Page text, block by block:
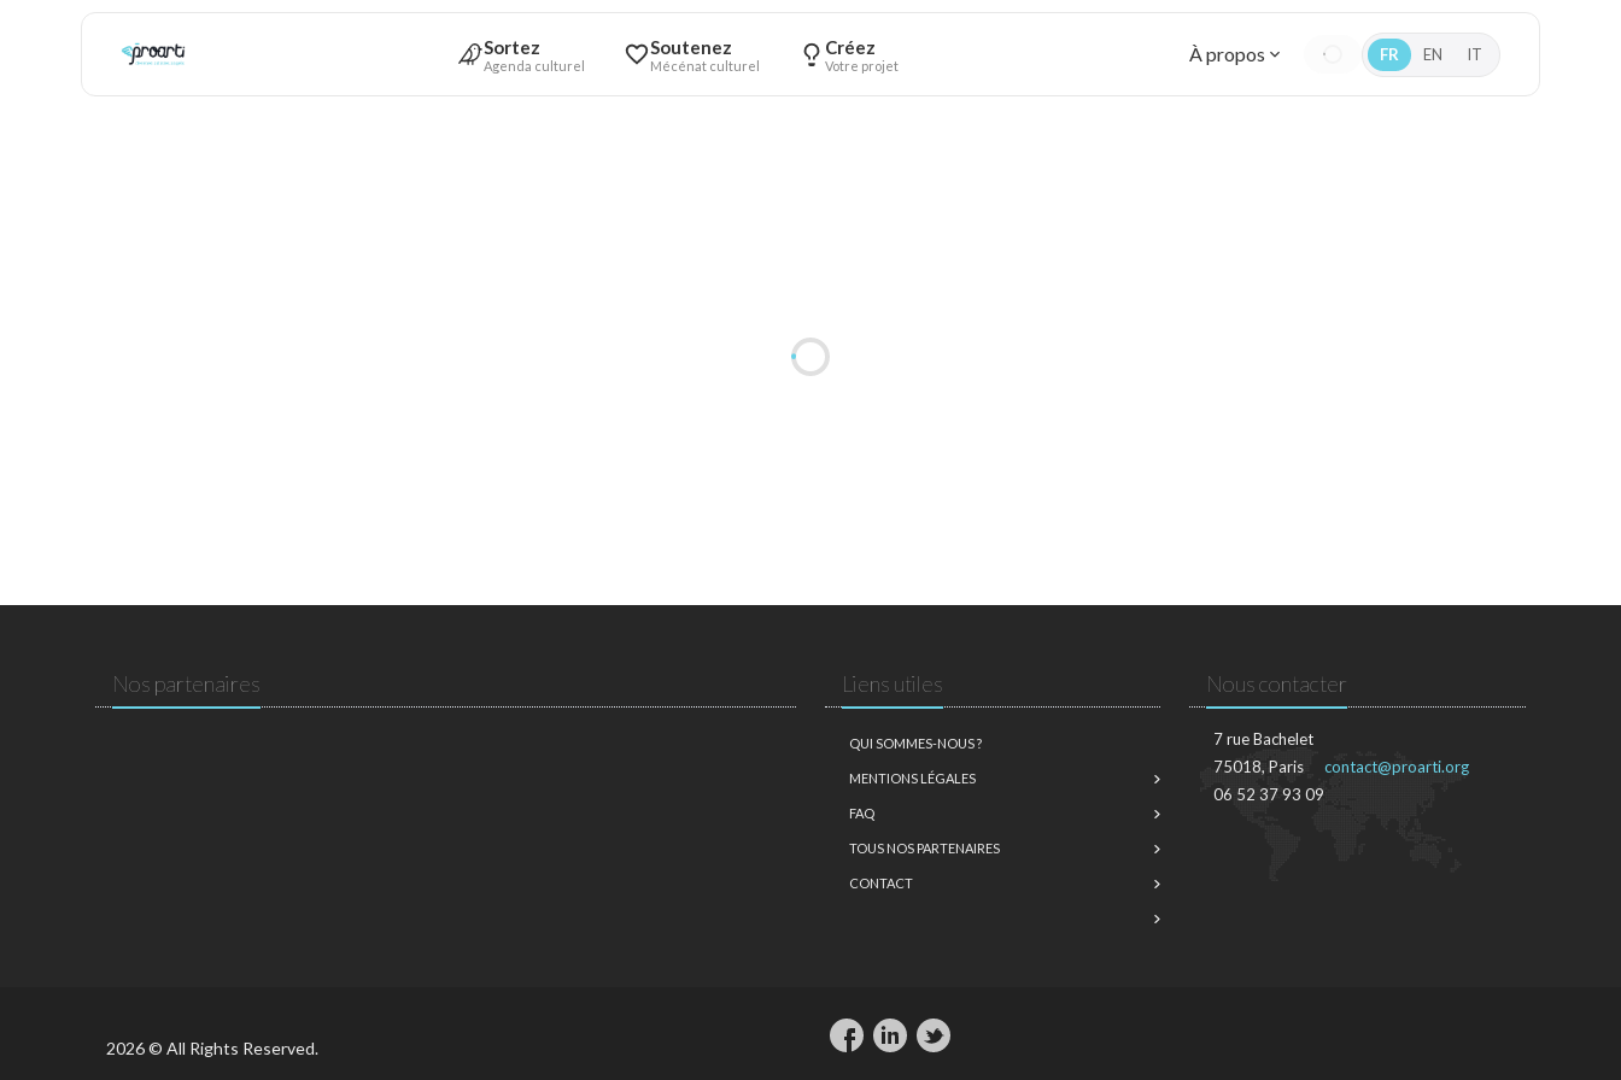
Sortez
Agenda culturel
Soutenez
Mécénat culturel
Créez
Votre projet À propos FR EN IT
Nos partenaires Liens utiles
QUI SOMMES-NOUS ?
MENTIONS LÉGALES
FAQ
TOUS NOS PARTENAIRES
CONTACT
Nous contacter
7 rue Bachelet
75018, Paris
06 52 37 93 09
contact@proarti.org
2026 © All Rights Reserved.